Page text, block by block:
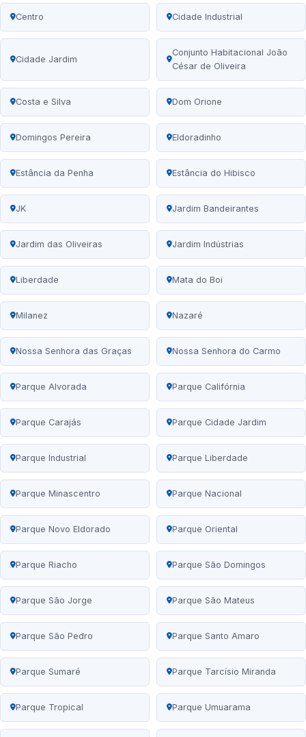
Centro Cidade Industrial
Cidade Jardim
Conjunto Habitacional João
César de Oliveira
Costa e Silva Dom Orione
Domingos Pereira Eldoradinho
Estância da Penha Estância do Hibisco
JK Jardim Bandeirantes
Jardim das Oliveiras Jardim Indústrias
Liberdade Mata do Boi
Milanez Nazaré
Nossa Senhora das Graças Nossa Senhora do Carmo
Parque Alvorada Parque Califórnia
Parque Carajás Parque Cidade Jardim
Parque Industrial Parque Liberdade
Parque Minascentro Parque Nacional
Parque Novo Eldorado Parque Oriental
Parque Riacho Parque São Domingos
Parque São Jorge Parque São Mateus
Parque São Pedro Parque Santo Amaro
Parque Sumaré Parque Tarcísio Miranda
Parque Tropical Parque Umuarama